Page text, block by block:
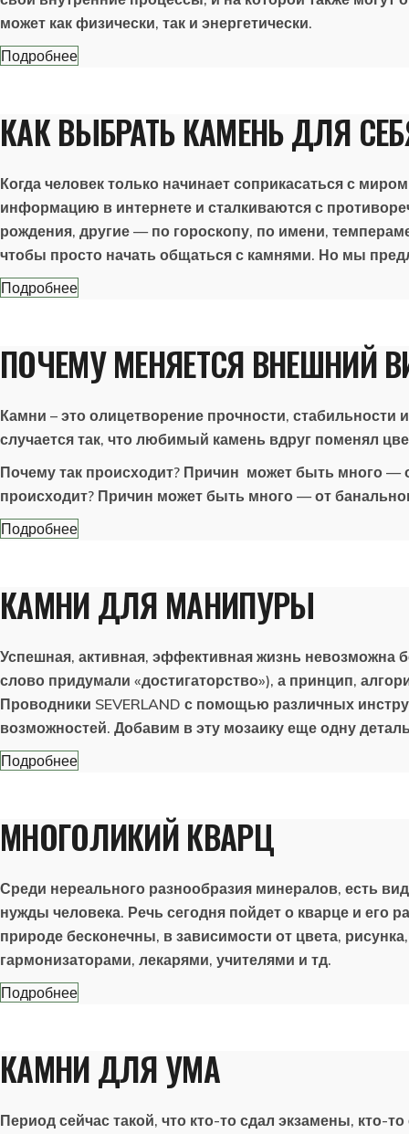
может как физически, так и энергетически.
Подробнее
КАК ВЫБРАТЬ КАМЕНЬ ДЛЯ
Когда человек только начинает соприкасаться с
информацию в интернете и сталкиваются с
рождения, другие — по гороскопу, по имени,
чтобы просто начать общаться с камнями. Но мы
Подробнее
ПОЧЕМУ МЕНЯЕТСЯ ВНЕШНИЙ
Камни – это олицетворение прочности,
случается так, что любимый камень вдруг поменял
Почему так происходит? Причин может быть много —
происходит? Причин может быть много — от
Подробнее
КАМНИ ДЛЯ МАНИПУРЫ
Успешная, активная, эффективная жизнь невозможна
слово придумали «достигаторство»), а принцип,
Проводники SEVERLAND с помощью различных
возможностей. Добавим в эту мозаику еще одну
Подробнее
МНОГОЛИКИЙ КВАРЦ
Среди нереального разнообразия минералов, есть
нужды человека. Речь сегодня пойдет о кварце и
природе бесконечны, в зависимости от цвета,
гармонизаторами, лекарями, учителями и тд.
Подробнее
КАМНИ ДЛЯ УМА
Период сейчас такой, что кто-то сдал экзамены, кто-